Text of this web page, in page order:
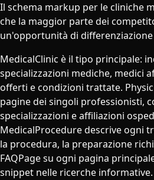
Il schema markup per le cliniche
che la maggior parte dei
un'opportunità di
MedicalClinic è il tipo principale:
specializzazioni mediche, medici
offerti e condizioni trattate.
pagine dei singoli professionisti,
specializzazioni e affiliazioni
MedicalProcedure descrive ogni
la procedura, la preparazione
FAQPage su ogni pagina
snippet nelle ricerche informative.